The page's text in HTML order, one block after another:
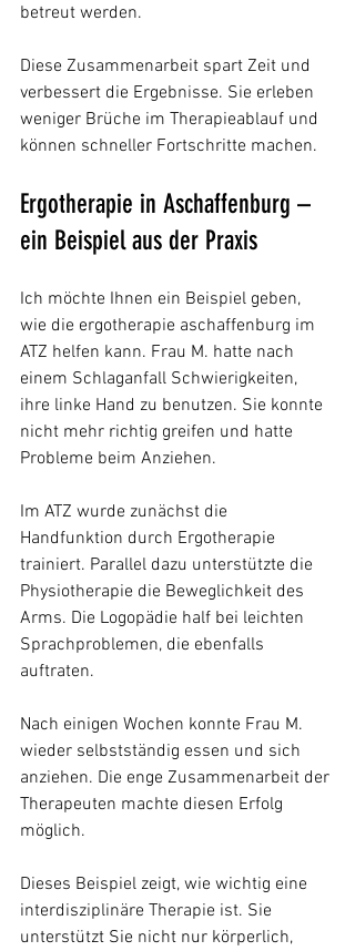
betreut werden.
Diese Zusammenarbeit spart Zeit und
verbessert die Ergebnisse. Sie erleben
weniger Brüche im Therapieablauf und
können schneller Fortschritte machen.
Ergotherapie in Aschaffenburg –
ein Beispiel aus der Praxis
Ich möchte Ihnen ein Beispiel geben,
wie die ergotherapie aschaffenburg im
ATZ helfen kann. Frau M. hatte nach
einem Schlaganfall Schwierigkeiten,
ihre linke Hand zu benutzen. Sie konnte
nicht mehr richtig greifen und hatte
Probleme beim Anziehen.
Im ATZ wurde zunächst die
Handfunktion durch Ergotherapie
trainiert. Parallel dazu unterstützte die
Physiotherapie die Beweglichkeit des
Arms. Die Logopädie half bei leichten
Sprachproblemen, die ebenfalls
auftraten.
Nach einigen Wochen konnte Frau M.
wieder selbstständig essen und sich
anziehen. Die enge Zusammenarbeit der
Therapeuten machte diesen Erfolg
möglich.
Dieses Beispiel zeigt, wie wichtig eine
interdisziplinäre Therapie ist. Sie
unterstützt Sie nicht nur körperlich,